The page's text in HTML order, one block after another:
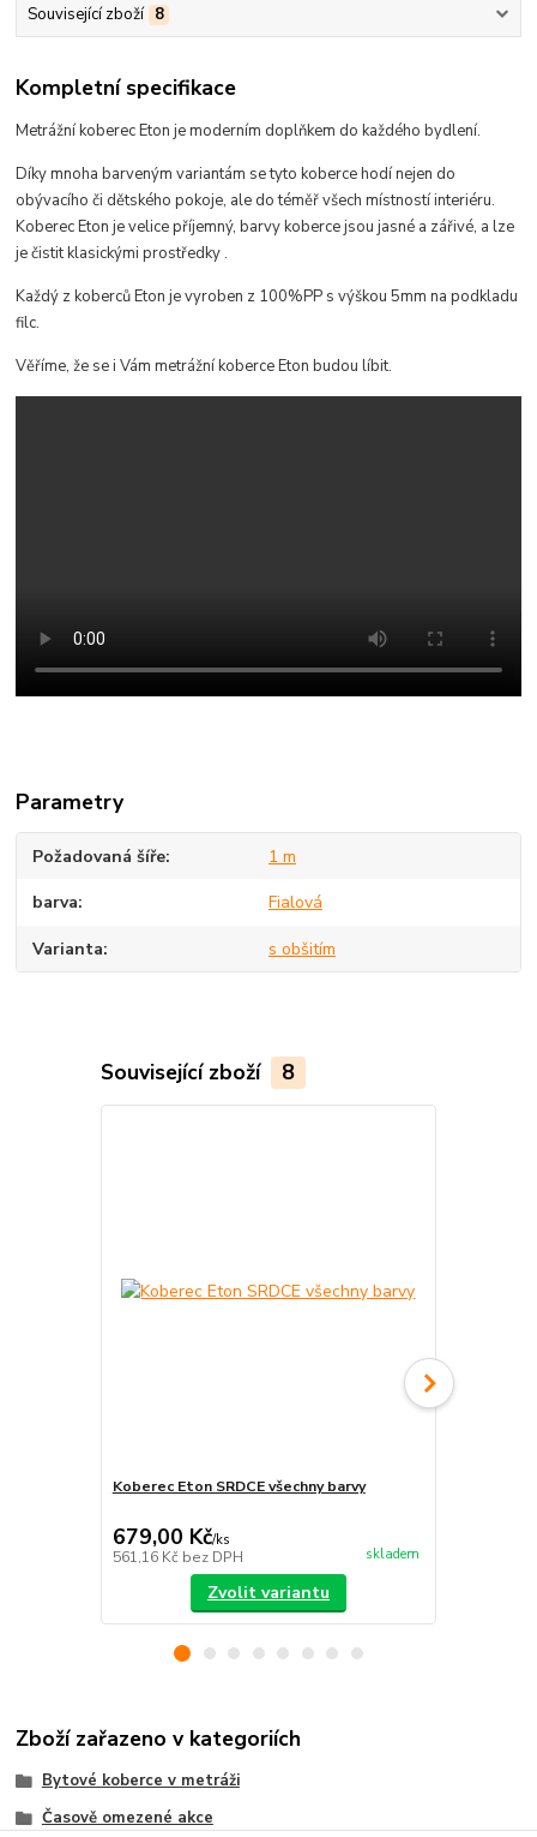
Související zboží 8
Kompletní specifikace
Metrážní koberec Eton je moderním doplňkem do každého bydlení.
Díky mnoha barveným variantám se tyto koberce hodínejen do
obývacího či dětského pokoje, ale do téměř všech místností interiéru.
Koberec Eton je velice příjemný, barvy koberce jsou jasné a zářivé, a lze
je čistit klasickými prostředky.
Každý z koberců Eton je vyroben z 100%PP s výškou 5mm na podkladu
filc.
Věříme, že se i Vám metrážní koberce Eton budou líbit.
Parametry
Požadovaná šíře 1 m
barva Fialová
Varianta s obšitím
Související zboží 8
Koberec Eton SRDCE všechny barvy
679,00 Kč/ks
561,16 Kč bez DPH skladem
Zvolit variantu
Zboží zařazeno v kategoriích
Bytové koberce v metráži
Časově omezené akce